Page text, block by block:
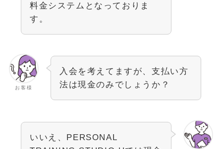
料金システムとなっておりま
す。
お客様
入会を考えてますが、支払い方
法は現金のみでしょうか？
いいえ、PERSONAL